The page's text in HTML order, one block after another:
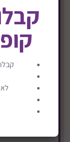
טיולון עד 22 ק"ג במהדורה חדשה דגם Clic2